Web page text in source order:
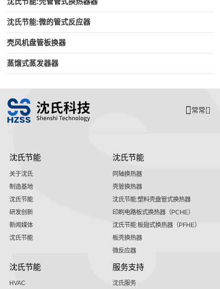
沈氏节能:微的管式反应器
壳风机盘管板换器
蒸馏式蒸发器器
常常
沈氏节能
关于沈氏
制造基地
沈氏节能
研发创新
新闻媒体
沈氏节能
沈氏节能
同轴换热器
壳管换热器
沈氏节能:塑料壳盘管式换热器
印刷电路板式换热器（PCHE）
沈氏节能:板翅式换热器（PFHE）
板壳换热器
微反应器
沈氏节能
HVAC
服务支持
沈氏服务